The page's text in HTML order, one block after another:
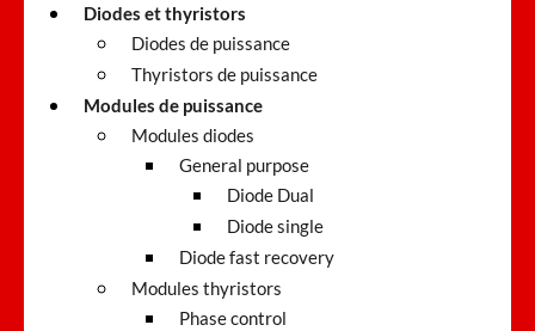
Diodes et thyristors
Diodes de puissance
Thyristors de puissance
Modules de puissance
Modules diodes
General purpose
Diode Dual
Diode single
Diode fast recovery
Modules thyristors
Phase control